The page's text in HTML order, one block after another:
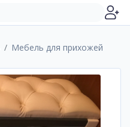
Мебель для прихожей